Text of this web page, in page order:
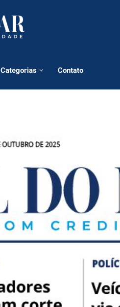
Categorias Contato